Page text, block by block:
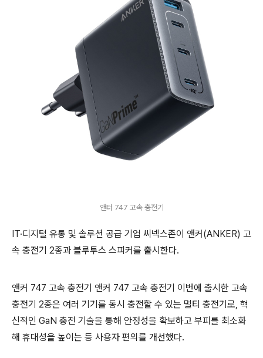
앤터 747 고속 충전기
IT·디지털 유통 및 솔루션 공급 기업 씨넥스존이 앤커(ANKER) 고
속 충전기 2종과 블루투스 스피커를 출시한다.
앤커 747 고속 충전기 앤커 747 고속 충전기 이번에 출시한 고속
충전기 2종은 여러 기기를 동시 충전할 수 있는 멀티 충전기로, 혁
신적인 GaN 충전 기술을 통해 안정성을 확보하고 부피를 최소화
해 휴대성을 높이는 등 사용자 편의를 개선했다.